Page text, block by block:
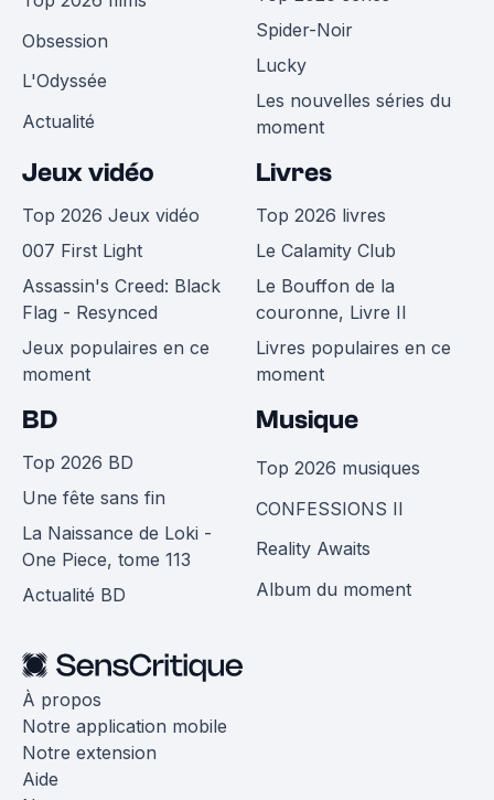
Obsession
L'Odyssée
Actualité
Spider-Noir
Lucky
Les nouvelles séries du
moment
Jeux vidéo
Top 2026 Jeux vidéo
007 First Light
Assassin's Creed: Black
Flag - Resynced
Jeux populaires en ce
moment
Livres
Top 2026 livres
Le Calamity Club
Le Bouffon de la
couronne, Livre II
Livres populaires en ce
moment
BD
Top 2026 BD
Une fête sans fin
La Naissance de Loki -
One Piece, tome 113
Actualité BD
Musique
Top 2026 musiques
CONFESSIONS II
Reality Awaits
Album du moment
À propos
Notre application mobile
Notre extension
Aide